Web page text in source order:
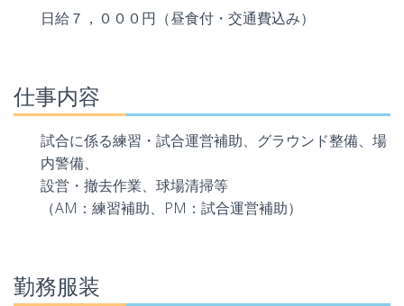
日給７，０００円（昼食付・交通費込み）
仕事内容
試合に係る練習・試合運営補助、グラウンド整備、場
内警備、
設営・撤去作業、球場清掃等
（AM：練習補助、PM：試合運営補助）
勤務服装